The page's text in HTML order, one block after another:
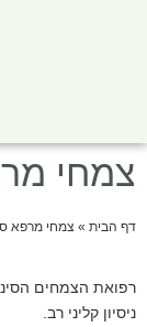
צמחי
דף הבית » צמחי מרפא
רפואת הצמחים
ניסיון קליני רב.